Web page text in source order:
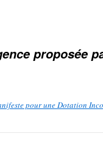
proposée
pour une Dotation